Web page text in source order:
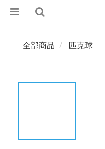
全部商品 匹克球